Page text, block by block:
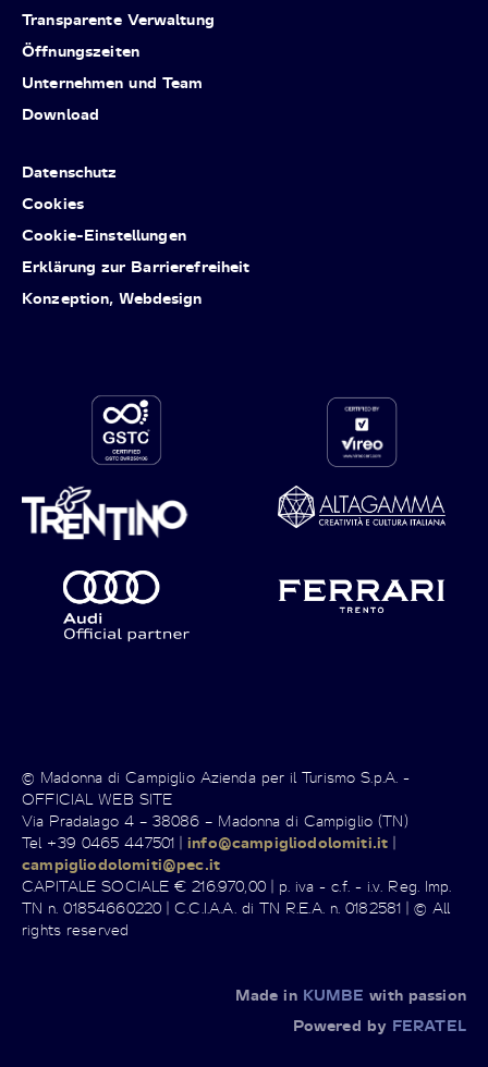
Transparente Verwaltung
Öffnungszeiten
Unternehmen und Team
Download
Datenschutz
Cookies
Cookie-Einstellungen
Erklärung zur Barrierefreiheit
Konzeption, Webdesign
© Madonna di Campiglio Azienda per il Turismo S.p.A. -
OFFICIAL WEB SITE
Via Pradalago 4 – 38086 – Madonna di Campiglio (TN)
Tel +39 0465 447501 |info@campigliodolomiti.it |
campigliodolomiti@pec.it
CAPITALE SOCIALE € 216.970,00 | p. iva - c.f. - i.v. Reg. Imp.
TN n. 01854660220 | C.C.I.A.A. di TN R.E.A. n. 0182581 | © All
rights reserved
Made in KUMBE with passion
Powered by FERATEL